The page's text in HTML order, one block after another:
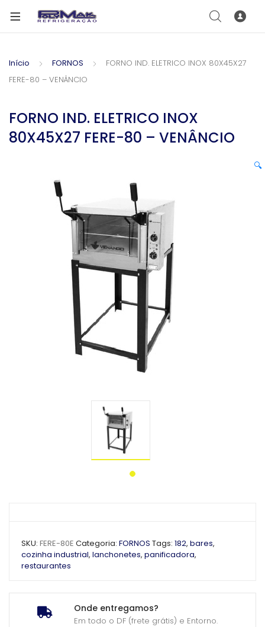
Início FORNOS
FORNO IND. ELETRICO INOX 80X45X27
FERE-80 – VENÂNCIO
FORNO IND. ELETRICO INOX
80X45X27 FERE-80 – VENÂNCIO
🔍
Onde entregamos?
Em todo o DF (frete grátis) e Entorno.
SKU: FERE-80E Categoria: FORNOS Tags: 182, bares,
cozinha industrial, lanchonetes, panificadora,
restaurantes